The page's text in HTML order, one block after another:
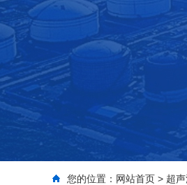
您的位置： 网站首页 > 超